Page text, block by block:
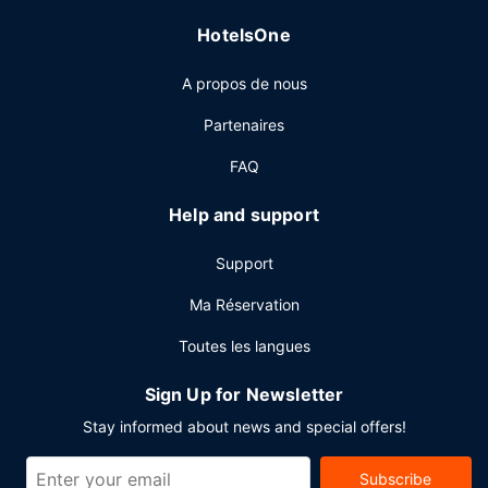
reprendre quelques forces.
informatique, une réception ouverte 24 h/24 et une
consigne à bagages. Si vous devez organiser une réunion
d'espaces événements mesurant 2601 mètres carrés et
comprenant un espace de conférence et 18 des salles de
disponible dans l'enceinte de l'hébergement.
HotelsOne
A propos de nous
Partenaires
FAQ
Help and support
Support
Ma Réservation
Toutes les langues
Sign Up for Newsletter
Stay informed about news and special offers!
Subscribe